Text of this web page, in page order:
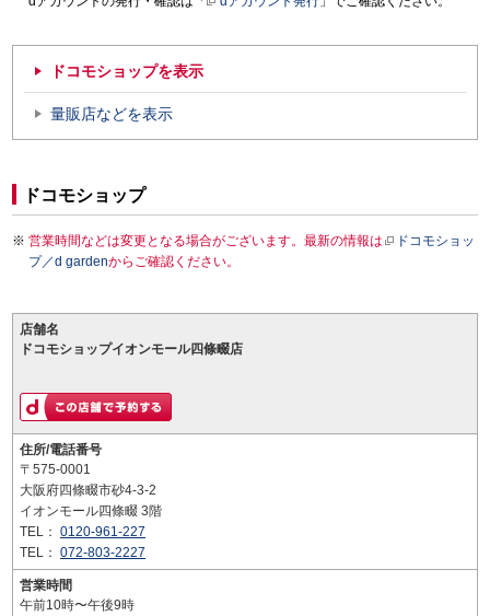
ドコモショップを表示
量販店などを表示
ドコモショップ
営業時間などは変更となる場合がございます。最新の情報は
ドコモショッ
プ／d gardenからご確認ください。
店舗名
ドコモショップイオンモール四條畷店
住所/電話番号
〒575-0001
大阪府四條畷市砂4-3-2
イオンモール四條畷 3階
TEL： 0120-961-227
TEL： 072-803-2227
営業時間
午前10時〜午後9時